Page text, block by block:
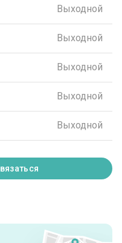
Выходной
Выходной
Выходной
Выходной
Выходной